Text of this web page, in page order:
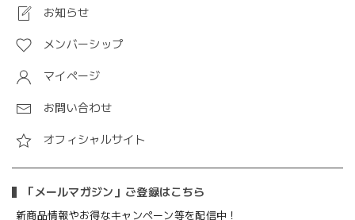
お知らせ
メンバーシップ
マイページ
お問い合わせ
オフィシャルサイト
「メールマガジン」ご登録はこちら
新商品情報やお得なキャンペーン等を配信中！